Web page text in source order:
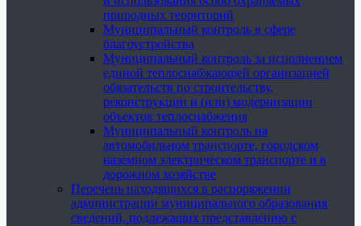
природных территорий
Муниципальный контроль в сфере
благоустройства
Муниципальный контроль за исполнением
единой теплоснабжающей организацией
обязательств по строительству,
реконструкции и (или) модернизации
объектов теплоснабжения
Муниципальный контроль на
автомобильном транспорте, городском
наземном электрическом транспорте и в
дорожном хозяйстве
Перечень находящихся в распоряжении
администрации муниципального образования
сведений, подлежащих представлению с